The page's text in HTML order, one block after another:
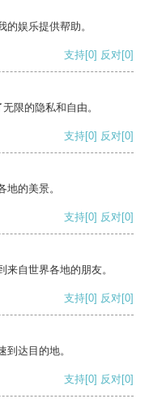
娱乐提供帮助。
支持[0] 反对[0]
限的隐私和自由。
支持[0] 反对[0]
的美景。
支持[0] 反对[0]
自世界各地的朋友。
支持[0] 反对[0]
达目的地。
支持[0] 反对[0]